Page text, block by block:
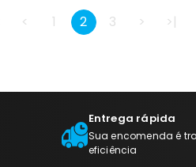
< 1 2 3 > >|
Entrega rápida
Sua encomenda é
eficiência